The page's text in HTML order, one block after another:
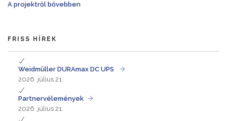
A projektről bővebben
FRISS HÍREK
Weidmüller DURAmax DC UPS
2026. július 21.
Partnervélemények
2026. július 21.